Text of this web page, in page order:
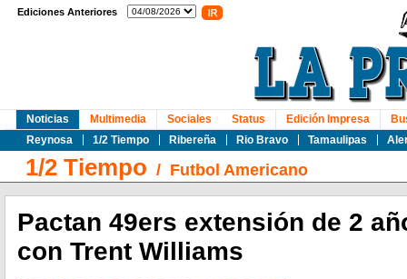
Ediciones Anteriores
Noticias
Reynosa
1/2 Tiempo Ribereña Rio Bravo Tamaulipas
Multimedia Sociales Status Edición Impresa
1/2 Tiempo / Futbol Americano
Pactan 49ers extensión de 2
con Trent Williams